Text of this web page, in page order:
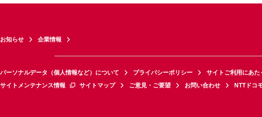
お知らせ 企業情報
パーソナルデータ（個人情報など）について プライバシーポリシー サイトご利用にあた
サイトメンテナンス情報
サイトマップ ご意見・ご要望 お問い合わせ NTTドコ